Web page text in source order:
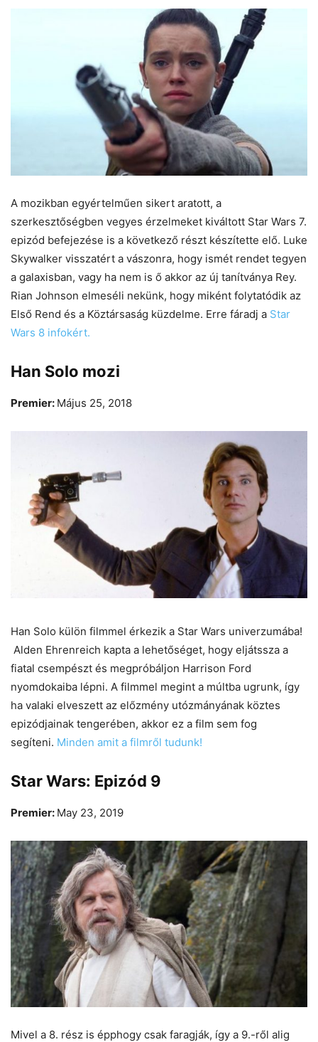
A mozikban egyértelműen sikert aratott, a
szerkesztőségben vegyes érzelmeket kiváltott Star Wars 7.
epizód befejezése is a következő részt készítette elő. Luke
Skywalker visszatért a vászonra, hogy ismét rendet tegyen
a galaxisban, vagy ha nem is ő akkor az új tanítványa Rey.
Rian Johnson elmeséli nekünk, hogy miként folytatódik az
Első Rend és a Köztársaság küzdelme. Erre fáradj a Star
Wars 8 infokért.
Han Solo mozi
Premier: Május 25, 2018
Han Solo külön filmmel érkezik a Star Wars univerzumába!
Alden Ehrenreich kapta a lehetőséget, hogy eljátssza a
fiatal csempészt és megpróbáljon Harrison Ford
nyomdokaiba lépni. A filmmel megint a múltba ugrunk, így
ha valaki elveszett az előzmény utózmányának köztes
epizódjainak tengerében, akkor ez a film sem fog
segíteni. Minden amit a filmről tudunk!
Star Wars: Epizód 9
Premier: May 23, 2019
Mivel a 8. rész is épphogy csak faragják, így a 9.-ről alig